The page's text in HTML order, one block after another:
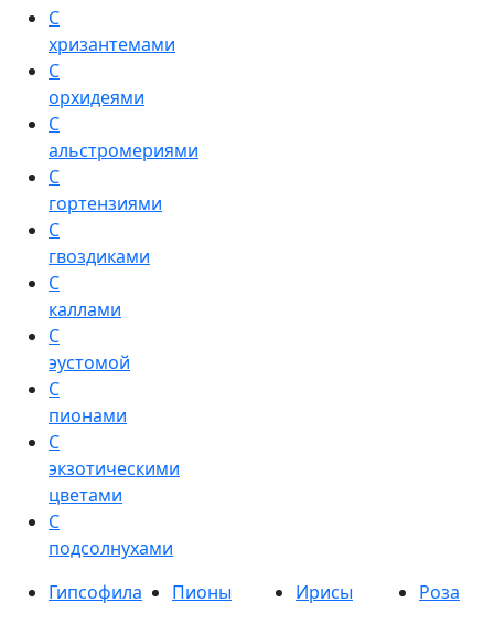
С
хризантемами
С
орхидеями
С
альстромериями
С
гортензиями
С
гвоздиками
С
каллами
С
эустомой
С
пионами
С
экзотическими
цветами
С
подсолнухами
Гипсофила
Пионы Ирисы
Роза